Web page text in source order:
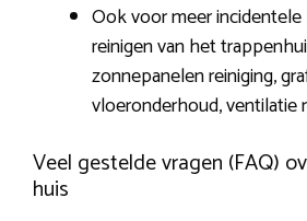
Ook voor meer
reinigen van het
zonnepanelen reiniging,
vloeronderhoud, ventilatie
Veel gestelde vragen (FAQ)
huis